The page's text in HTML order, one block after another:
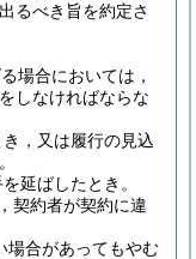
るべき旨を約定さ
場合においては，
しなければならな
，又は履行の見込
延ばしたとき。
契約者が契約に違
場合があってもやむ